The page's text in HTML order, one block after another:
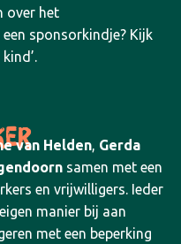
over het
sponsorkindje? Kijk
van Helden Gerda
samen met een
en vrijwilligers. Ieder
manier bij aan
met een beperking